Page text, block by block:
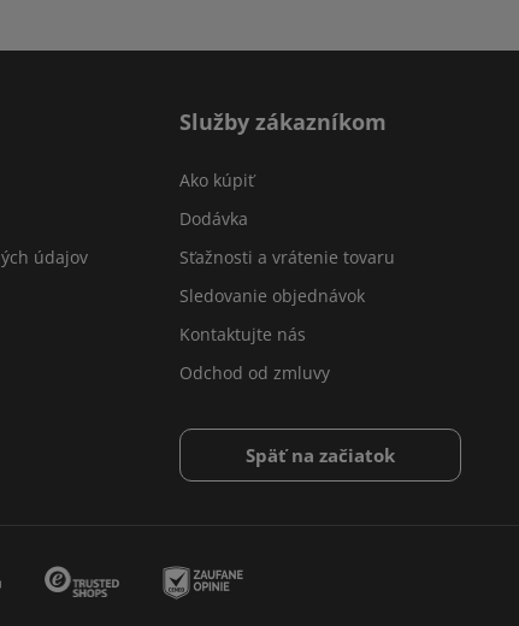
údajov
Služby zákazníkom
Ako kúpiť
Dodávka
Sťažnosti a vrátenie tovaru
Sledovanie objednávok
Kontaktujte nás
Odchod od zmluvy
Späť na začiatok